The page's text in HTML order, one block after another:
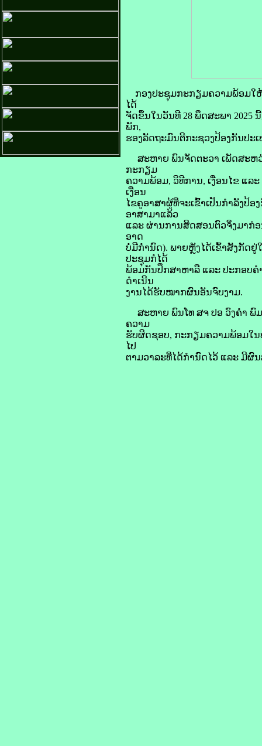
ກອງປະຊຸມກະກຽມຄວາມພ້ອມໃ
ໄດ້
ຈັດຂຶ້ນໃນວັນທີ 28 ພຶດສະພາ 2025
ພັກ,
ຮອງລັດຖະມົນຕີກະຊວງປ້ອງກັນປະ
ສະຫາຍ ພົນຈັດຕະວາ ເພັດສະຫວ່
ກະກຽມ
ຄວາມພ້ອມ, ວິທີການ, ເງື່ອນໄຂ ແລ
ເງື່ອນ
ໄຂຄູອາສາຜູ້ທີ່ຈະເຂົ້າເປັນກຳລັງປ້
ອາສາມາແລ້ວ
ແລະ ຜ່ານການສິດສອນຕົວຈິ່ງມາກ່ອ
ອາດ
ບໍ່ມີກໍານົດ). ພາຍຫຼັງໄດ້ເຂົ້າສັງກັດຢູ່
ປະຊຸມກໍໄດ້
ພ້ອມກັນປຶກສາຫາລື ແລະ ປະກອບຄໍ
ດໍາເນີນ
ງານໄດ້ຮັບໝາກຜົນອັນຈົບງາມ.
ສະຫາຍ ພົນໂທ ສຈ ປອ ວົງຄໍາ ພົ
ຄວາມ
ຮັບຜິດຊອບ, ກະກຽມຄວາມພ້ອມໃນ
ໄປ
ຕາມວາລະທີ່ໄດ້ກໍານົດໄວ້ ແລະ ມີຜົ